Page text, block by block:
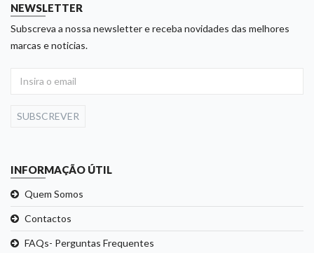
NEWSLETTER
Subscreva a nossa newsletter e receba novidades das melhores
marcas e noticias.
SUBSCREVER
INFORMAÇÃO ÚTIL
Quem Somos
Contactos
FAQs- Perguntas Frequentes